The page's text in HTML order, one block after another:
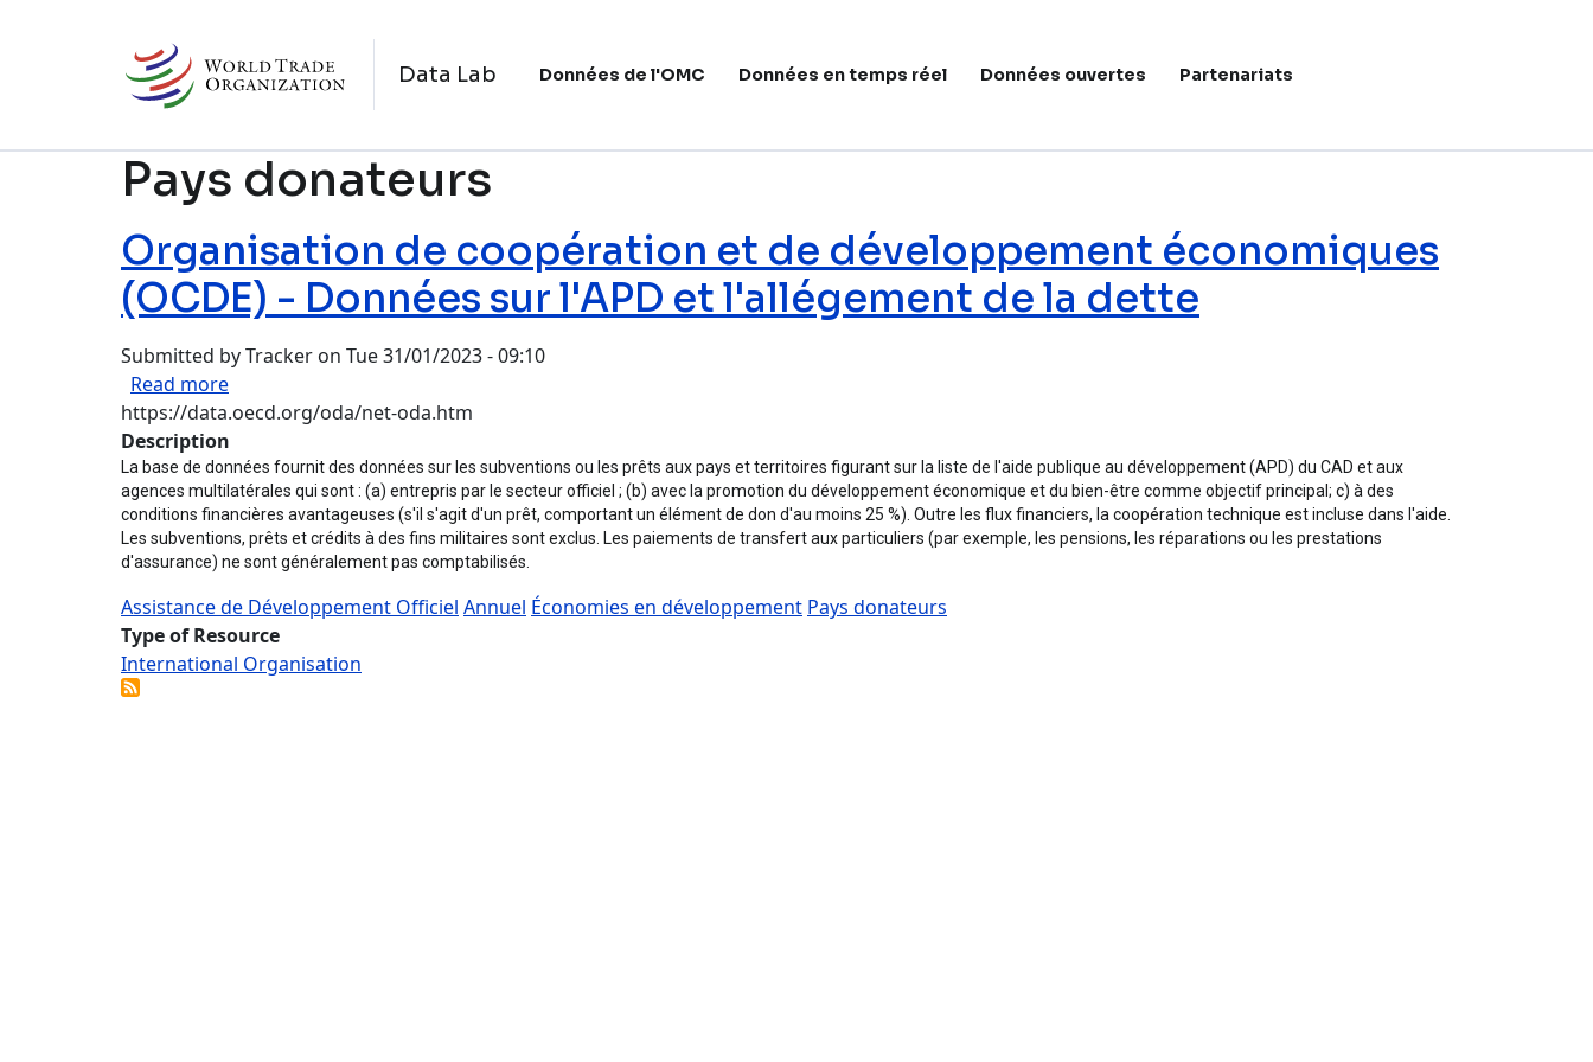
Data Lab Navigation principale
Données de l'OMC Données en temps réel Données ouvertes Partenariats
Pays donateurs
Organisation de coopération et de développement économiques
(OCDE) - Données sur l'APD et l'allégement de la dette
Submitted byTracker on Tue 31/01/2023 - 09:10
Read moreabout Organisation de coopération et de développement économiques (OCDE) - Données sur l'APD et l'allégement de la dette
https://data.oecd.org/oda/net-oda.htm
Description
La base de données fournit des données sur les subventions ou les prêts aux pays et territoires figurant sur la liste de l'aide publique au développement (APD) du CAD et aux
agences multilatérales qui sont : (a) entrepris par le secteur officiel ; (b) avec la promotion du développement économique et du bien-être comme objectif principal; c) à des
conditions financières avantageuses (s'il s'agit d'un prêt, comportant un élément de don d'au moins 25 %). Outre les flux financiers, la coopération technique est incluse dans l'aide.
Les subventions, prêts et crédits à des fins militaires sont exclus. Les paiements de transfert aux particuliers (par exemple, les pensions, les réparations ou les prestations
d'assurance) ne sont généralement pas comptabilisés.
Assistance de Développement Officiel Annuel Économies en développement Pays donateurs
Type of Resource
International Organisation